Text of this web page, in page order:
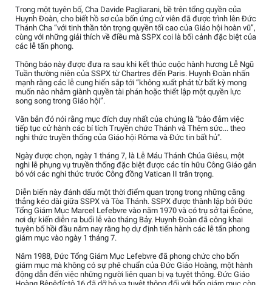
Trong một tuyên bố, Cha Davide Pagliarani, bề trên tổng quyền của
Huynh Đoàn, cho biết hồ sơ của bốn ứng cử viên đã được trình lên Đức
Thánh Cha “với tinh thần tôn trọng quyền tối cao của Giáo hội hoàn vũ”,
cùng với những giải thích về điều mà SSPX coi là bối cảnh đặc biệt của
các lễ tấn phong.
Thông báo này được đưa ra sau khi kết thúc cuộc hành hương Lễ Ngũ
Tuần thường niên của SSPX từ Chartres đến Paris. Huynh Đoàn nhấn
mạnh rằng các lễ cung hiến sắp tới “không xuất phát từ bất kỳ mong
muốn nào nhằm giành quyền tài phán hoặc thiết lập một quyền lực
song song trong Giáo hội”.
Văn bản đó nói rằng mục đích duy nhất của chúng là "bảo đảm việc
tiếp tục cử hành các bí tích Truyền chức Thánh và Thêm sức... theo
nghi thức truyền thống của Giáo hội Rôma và Đức tin bất hủ".
Ngày được chọn, ngày 1 tháng 7, là Lễ Máu Thánh Chúa Giêsu, một
nghi lễ phụng vụ truyền thống đặc biệt được các tín hữu Công Giáo gắn
bó với các nghi thức trước Công đồng Vatican II trân trọng.
Diễn biến này đánh dấu một thời điểm quan trọng trong những căng
thẳng kéo dài giữa SSPX và Tòa Thánh. SSPX được thành lập bởi Đức
Tổng Giám Mục Marcel Lefebvre vào năm 1970 và có trụ sở tại Écône,
nơi dự kiến diễn ra buổi lễ vào tháng Bảy. Huynh Đoàn đã công khai
tuyên bố hồi đầu năm nay rằng họ dự định tiến hành các lễ tấn phong
giám mục vào ngày 1 tháng 7.
Năm 1988, Đức Tổng Giám Mục Lefebvre đã phong chức cho bốn
giám mục mà không có sự phê chuẩn của Đức Giáo Hoàng, một hành
động dẫn đến việc những người liên quan bị vạ tuyệt thông. Đức Giáo